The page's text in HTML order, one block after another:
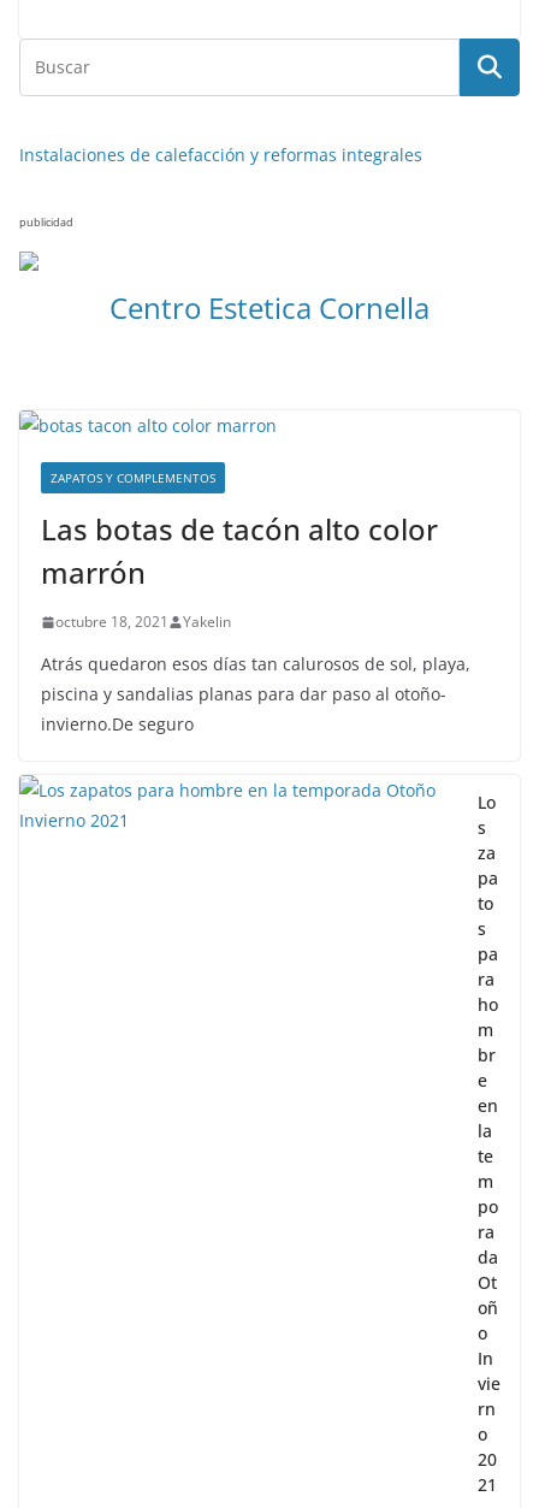
Instalaciones de calefacción y reformas integrales
publicidad
Centro Estetica Cornella
ZAPATOS Y COMPLEMENTOS
Las botas de tacón alto color
marrón
octubre 18, 2021 Yakelin
Atrás quedaron esos días tan calurosos de sol, playa,
piscina y sandalias planas para dar paso al otoño-
invierno.De seguro
Lo
s
za
pa
to
s
pa
ra
ho
m
br
e
en
la
te
m
po
ra
da
Ot
oñ
o
In
vie
rn
o
20
21